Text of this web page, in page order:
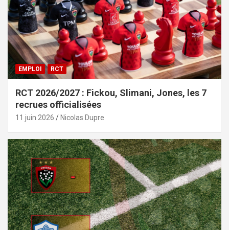
EMPLOI RCT
RCT 2026/2027 : Fickou, Slimani, Jones, les 7
recrues officialisées
11 juin 2026 Nicolas Dupre